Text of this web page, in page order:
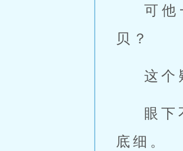
可他
贝？
这个
眼
底细。